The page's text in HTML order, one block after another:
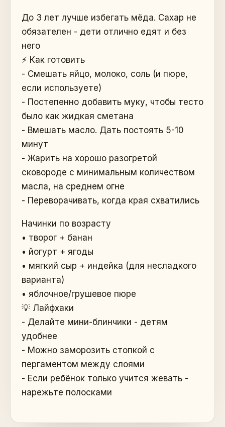
До 3 лет лучше избегать мёда. Сахар не
обязателен - дети отлично едят и без
него
⚡️ Как готовить
- Смешать яйцо, молоко, соль (и пюре,
если используете)
- Постепенно добавить муку, чтобы тесто
было как жидкая сметана
- Вмешать масло. Дать постоять 5-10
минут
- Жарить на хорошо разогретой
сковороде с минимальным количеством
масла, на среднем огне
- Переворачивать, когда края схватились
Начинки по возрасту
• творог + банан
• йогурт + ягоды
• мягкий сыр + индейка (для несладкого
варианта)
• яблочное/грушевое пюре
💡 Лайфхаки
- Делайте мини-блинчики - детям
удобнее
- Можно заморозить стопкой с
пергаментом между слоями
- Если ребёнок только учится жевать -
нарежьте полосками